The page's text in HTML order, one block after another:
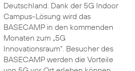
Deutschland. Dank der 5G Indoor
Campus-Lösung wird das
BASECAMP in den kommenden
Monaten zum „5G
Innovationsraum“. Besucher des
BASECAMP werden die Vorteile